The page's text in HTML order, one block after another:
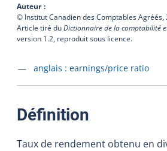
Auteur
© Institut Canadien des Comptables Agréés,
Article tiré duDictionnaire de la comptabilité
version 1.2, reproduit sous licence.
Accéder à la fiche en
anglais : earnings/price ratio
Définition
Taux de rendement obtenu en